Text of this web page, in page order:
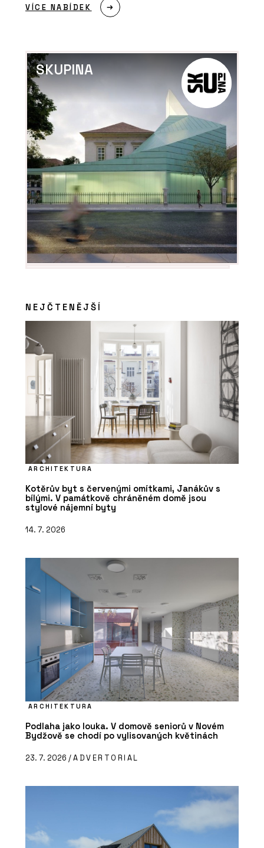
VÍCE NABÍDEK
SKUPINA
NEJČTENĚJŠÍ
ARCHITEKTURA
Kotěrův byt s červenými omítkami, Janákův s
bílými. V památkově chráněném domě jsou
stylové nájemní byty
14. 7. 2026
ARCHITEKTURA
Podlaha jako louka. V domově seniorů v Novém
Bydžově se chodí po vylisovaných květinách
23. 7. 2026 /ADVERTORIAL